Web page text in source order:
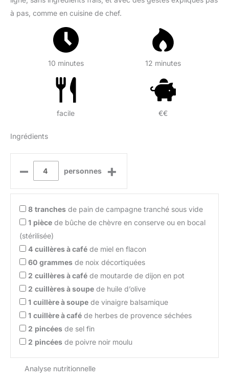
à pas, comme en cuisine de chef.
10 minutes 12 minutes
facile €€
Ingrédients
– personnes +
8 tranches de pain de campagne tranché sous vide
1 pièce de bûche de chèvre en conserve ou en bocal
(stérilisée)
4 cuillères à café de miel en flacon
60 grammes de noix décortiquées
2 cuillères à café de moutarde de dijon en pot
2 cuillères à soupe de huile d’olive
1 cuillère à soupe de vinaigre balsamique
1 cuillère à café de herbes de provence séchées
2 pincées de sel fin
2 pincées de poivre noir moulu
Analyse nutritionnelle